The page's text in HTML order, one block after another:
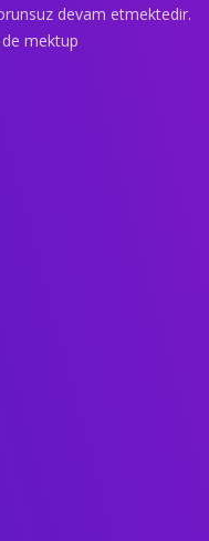
devam etmektedir.
de mektup